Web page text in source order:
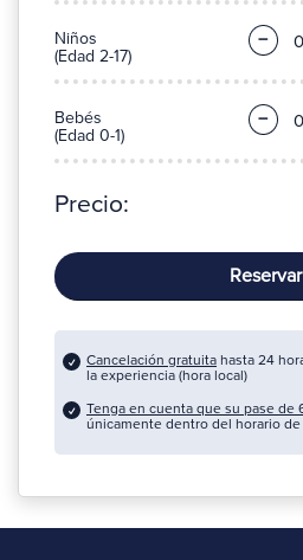
Niños
(Edad 2-17)
−
Bebés
(Edad 0-1)
−
Precio:
Reservar
Cancelación gratuita hasta 24
la experiencia (hora local)
Tenga en cuenta que su pase de
únicamente dentro del horario